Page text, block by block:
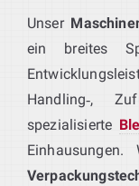
Unser
ein breites
Handling‑,
spezialisierte